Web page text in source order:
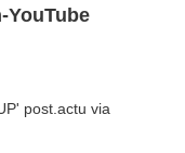
YouTube